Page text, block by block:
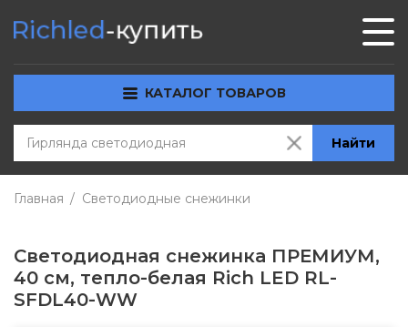
КАТАЛОГ ТОВАРОВ
Найти
Главная Светодиодные снежинки
Светодиодная снежинка ПРЕМИУМ,
40 см, тепло-белая Rich LED RL-
SFDL40-WW